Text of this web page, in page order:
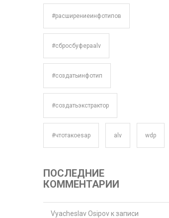
#расширениеинфотипов
#сбросбуфераalv
#создатьинфотип
#создатьэкстрактор
#чтотакоеsap alv wdp
ПОСЛЕДНИЕ
КОММЕНТАРИИ
Vyacheslav Osipovк записи